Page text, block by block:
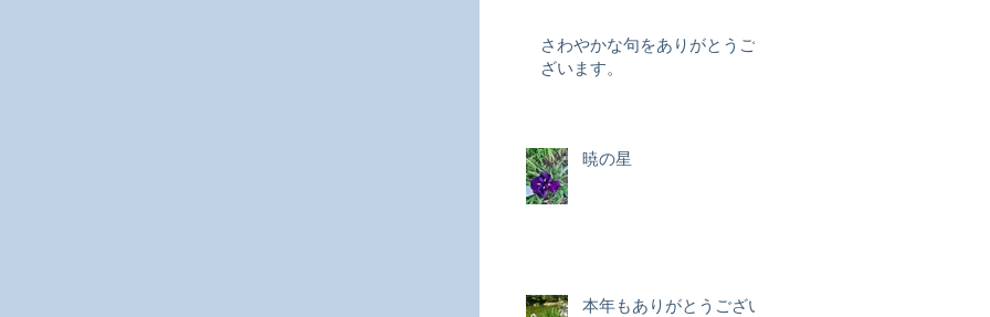
さわやかな句をありがとうご
ざいます。
暁の星
本年もありがとうござい